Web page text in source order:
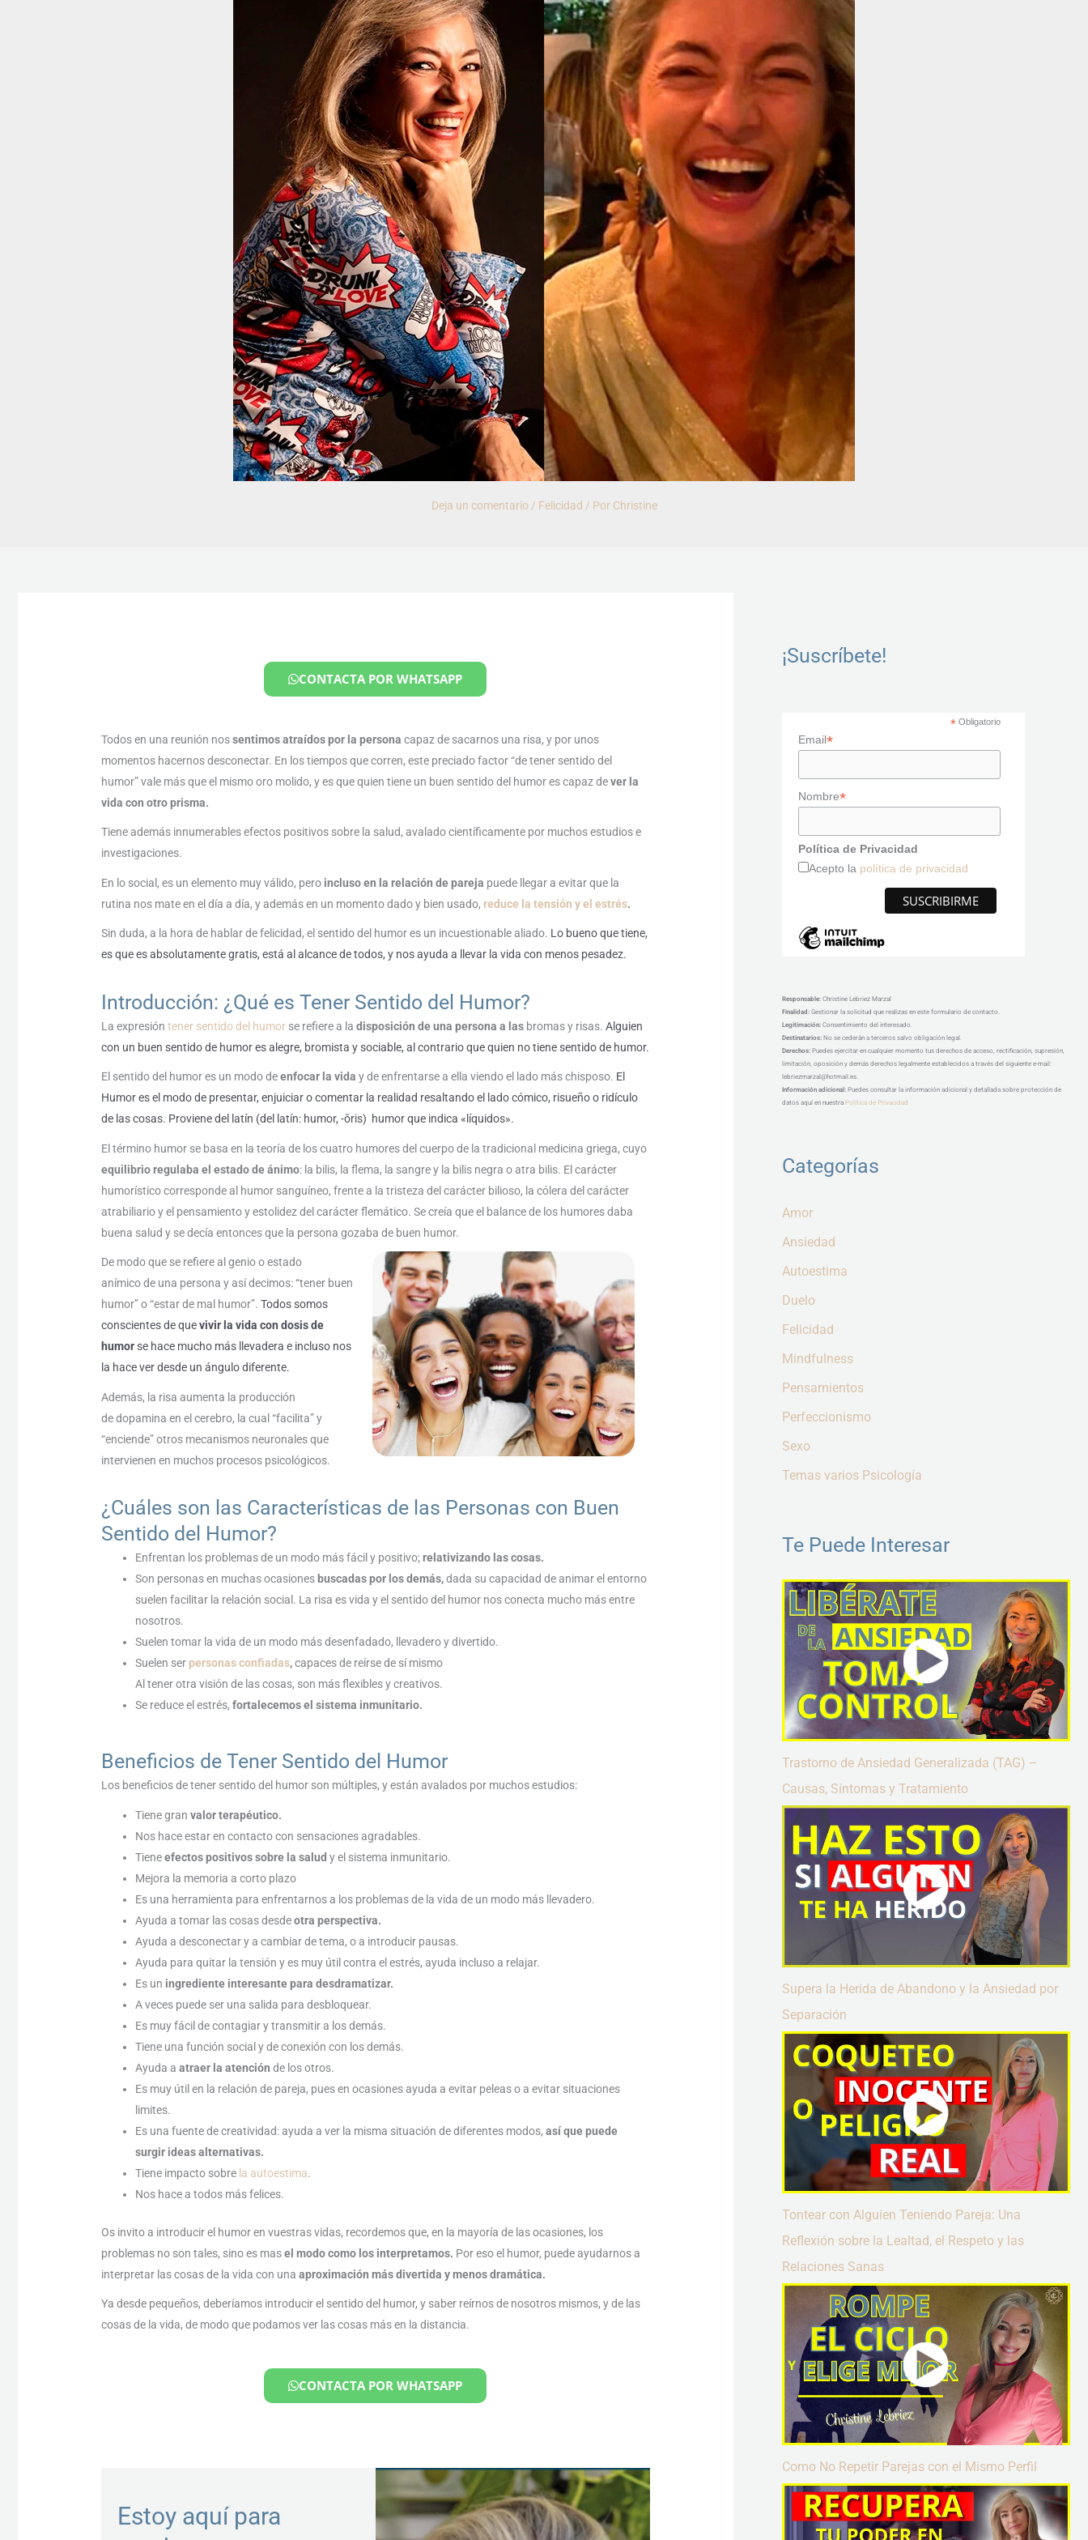
Deja un comentario / Felicidad / Por Christine
CONTACTA POR WHATSAPP
Todos en una reunión nossentimos atraídos por la persona capaz de sacarnos una risa, y por unos
momentos hacernos desconectar. En los tiempos que corren, este preciado factor “de tener sentido del
humor” vale más que el mismo oro molido, y es que quien tiene un buen sentido del humor es capaz dever la
vida con otro prisma.
Tiene además innumerables efectos positivos sobre la salud, avalado científicamente por muchos estudios e
investigaciones.
En lo social, es un elemento muy válido, pero incluso en la relación de pareja puede llegar a evitar que la
rutina nos mate en el día a día, y además en un momento dado y bien usado, reduce la tensión y el estrés.
Sin duda, a la hora de hablar de felicidad, el sentido del humor es un incuestionable aliado. Lo bueno que tiene,
es que es absolutamente gratis, está al alcance de todos, y nos ayuda a llevar la vida con menos pesadez.
Introducción: ¿Qué es Tener Sentido del Humor?
La expresión tener sentido del humorse refiere a la disposición de una persona a las bromas y risas. Alguien
con un buen sentido de humor es alegre, bromista y sociable, al contrario que quien no tiene sentido de humor.
El sentido del humor es un modo deenfocar la vida y de enfrentarse a ella viendo el lado más chisposo. El
Humor es el modo de presentar, enjuiciar o comentar la realidad resaltando el lado cómico, risueño o ridículo
de las cosas. Proviene del latín (del latín: humor, -ōris) humor que indica «líquidos».
El término humor se basa en la teoría de los cuatro humores del cuerpo de la tradicional medicina griega, cuyo
equilibrio regulaba el estado de ánimo: la bilis, la flema, la sangre y la bilis negra o atra bilis. El carácter
humorístico corresponde al humor sanguíneo, frente a la tristeza del carácter bilioso, la cólera del carácter
atrabiliario y el pensamiento y estolidez del carácter flemático. Se creía que el balance de los humores daba
buena salud y se decía entonces que la persona gozaba de buen humor.
De modo que se refiere al genio o estado
anímico de una persona y así decimos: “tener buen
humor” o “estar de mal humor”. Todos somos
conscientes de quevivir la vida con dosis de
humorse hace mucho más llevadera e incluso nos
la hace ver desde un ángulo diferente.
Además, la risa aumenta la producción
de dopamina en el cerebro, la cual “facilita” y
“enciende” otros mecanismos neuronales que
intervienen en muchos procesos psicológicos.
¿Cuáles son las Características de las Personas con Buen
Sentido del Humor?
Enfrentan los problemas de un modo más fácil y positivo;relativizando las cosas.
Son personas en muchas ocasionesbuscadas por los demás,dada su capacidad de animar el entorno
suelen facilitar la relación social. La risa es vida y el sentido del humor nos conecta mucho más entre
nosotros.
Suelen tomar la vida de un modo más desenfadado, llevadero y divertido.
Suelen ser personas confiadas,capaces de reírse de sí mismo
Al tener otra visión de las cosas, son más flexibles y creativos.
Se reduce el estrés, fortalecemos el sistema inmunitario.
Beneficios de Tener Sentido del Humor
Los beneficios de tener sentido del humor son múltiples, y están avalados por muchos estudios:
Tiene gran valor terapéutico.
Nos hace estar en contacto con sensaciones agradables.
Tieneefectos positivos sobre la salud y el sistema inmunitario.
Mejora la memoria a corto plazo
Es una herramienta para enfrentarnos a los problemas de la vida de un modo más llevadero.
Ayuda a tomar las cosas desdeotra perspectiva.
Ayuda a desconectar y a cambiar de tema, o a introducir pausas.
Ayuda para quitar la tensión y es muy útil contra el estrés, ayuda incluso a relajar.
Es un ingrediente interesante para desdramatizar.
A veces puede ser una salida para desbloquear.
Es muy fácil de contagiar y transmitir a los demás.
Tiene una función social y de conexión con los demás.
Ayuda a atraer la atención de los otros.
Es muy útil en la relación de pareja, pues en ocasiones ayuda a evitar peleas o a evitar situaciones
limites.
Es una fuente de creatividad: ayuda a ver la misma situación de diferentes modos, así que puede
surgir ideas alternativas.
Tiene impacto sobre la autoestima.
Nos hace a todos más felices.
Os invito a introducir el humor en vuestras vidas, recordemos que, en la mayoría de las ocasiones, los
problemas no son tales, sino es masel modo como los interpretamos. Por eso el humor, puede ayudarnos a
interpretar las cosas de la vida con una aproximación más divertida y menos dramática.
Ya desde pequeños, deberíamos introducir el sentido del humor, y saber reírnos de nosotros mismos, y de las
cosas de la vida, de modo que podamos ver las cosas más en la distancia.
CONTACTA POR WHATSAPP
Estoy aquí para
¡Suscríbete!
*Obligatorio
Email*
Nombre*
Política de Privacidad
Acepto la política de privacidad
Responsable: Christine Lebriez Marzal
Finalidad:Gestionar la solicitud que realizas en este formulario de contacto.
Legitimación: Consentimiento del interesado.
Destinatarios: No se cederán a terceros salvo obligación legal.
Derechos: Puedes ejercitar en cualquier momento tus derechos de acceso, rectificación, supresión,
limitación, oposición y demás derechos legalmente establecidos a través del siguiente e-mail:
lebriezmarzal@hotmail.es.
Información adicional: Puedes consultar la información adicional y detallada sobre protección de
datos aquí en nuestra Política de Privacidad
Categorías
Amor
Ansiedad
Autoestima
Duelo
Felicidad
Mindfulness
Pensamientos
Perfeccionismo
Sexo
Temas varios Psicología
Te Puede Interesar
Trastorno de Ansiedad Generalizada (TAG) –
Causas, Síntomas y Tratamiento
Supera la Herida de Abandono y la Ansiedad por
Separación
Tontear con Alguien Teniendo Pareja: Una
Reflexión sobre la Lealtad, el Respeto y las
Relaciones Sanas
Como No Repetir Parejas con el Mismo Perfil